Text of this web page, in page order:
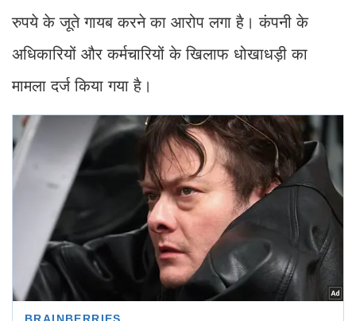
रुपये के जूते गायब करने का आरोप लगा है। कंपनी के
अधिकारियों और कर्मचारियों के खिलाफ धोखाधड़ी का
मामला दर्ज किया गया है।